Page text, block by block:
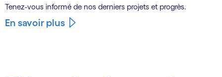
Tenez-vous informé de nos derniers projets et progrès.
En savoir plus